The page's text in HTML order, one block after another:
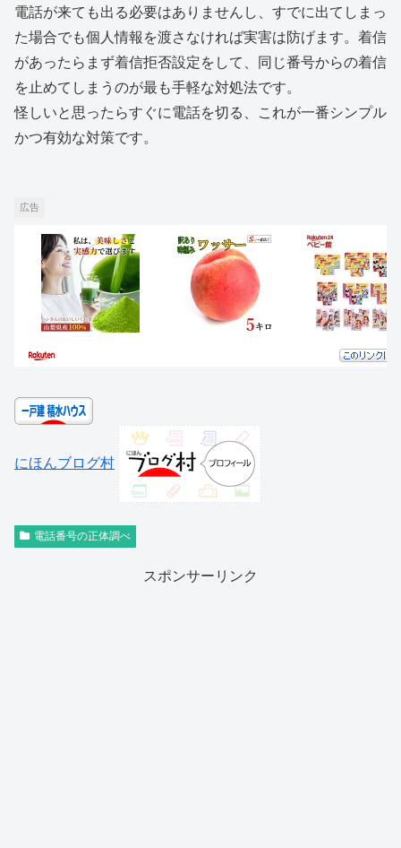
電話が来ても出る必要はありませんし、すでに出てしまっ
た場合でも個人情報を渡さなければ実害は防げます。着信
があったらまず着信拒否設定をして、同じ番号からの着信
を止めてしまうのが最も手軽な対処法です。
怪しいと思ったらすぐに電話を切る、これが一番シンプル
かつ有効な対策です。
広告
にほんブログ村
電話番号の正体調べ
スポンサーリンク